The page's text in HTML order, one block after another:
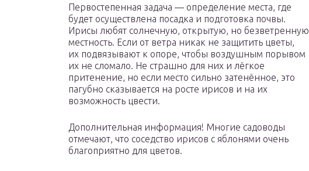
Первостепенная задача — определение места, где
будет осуществлена посадка и подготовка почвы.
Ирисы любят солнечную, открытую, но безветренную
местность. Если от ветра никак не защитить цветы,
их подвязывают к опоре, чтобы воздушным порывом
их не сломало. Не страшно для них и лёгкое
притенение, но если место сильно затенённое, это
пагубно сказывается на росте ирисов и на их
возможность цвести.
Дополнительная информация! Многие садоводы
отмечают, что соседство ирисов с яблонями очень
благоприятно для цветов.